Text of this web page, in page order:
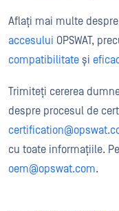
Aflați mai multe despre
accesului OPSWAT,
compatibilitate și
Trimiteți cererea
despre procesul de
cu toate informațiile.
oem@opswat.com.